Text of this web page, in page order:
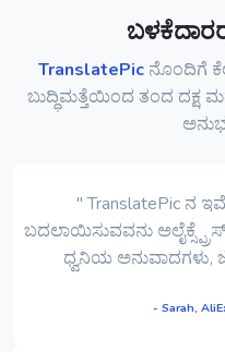
TranslatePicನೊಂದಿಗೆ
ಬುದ್ಧಿಮತ್ತೆಯಿಂದ ತಂದ ದಕ್ಷ
" TranslatePic ನ
ಬದಲಾಯಿಸುವವನು
ಧ್ವನಿಯ ಅನುವಾದಗಳು,
- Sarah,